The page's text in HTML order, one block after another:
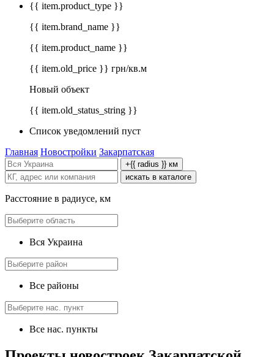
{{ item.product_type }}
{{ item.brand_name }}
{{ item.product_name }}
{{ item.old_price }} грн/кв.м
Новый объект
{{ item.old_status_string }}
Список уведомлений пуст
Главная Новостройки Закарпатская
+{{ radius }} км
искать в каталоге
Расстояние в радиусе, км
Вся Украина
Все районы
Все нас. пункты